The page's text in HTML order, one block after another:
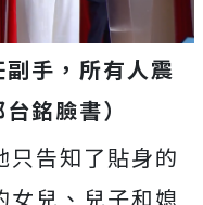
手，所有人震
台銘臉書）
只告知了貼身的
女兒、兒子和媳